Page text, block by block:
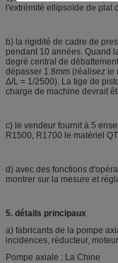
l'extrémité ellipsoïde de plat
b) la rigidité de cadre de
pendant 10 années. Quand
degré central de
dépasser 1.8mm (réalisez
Δ/L = 1/2500). La tige de
charge de machine devrait
c) le vendeur fournit à 5
R1500, R1700 le matériel
d) avec des fonctions
montrer sur la mesure et
5. détails principaux
a) fabricants de la pompe
incidences, réducteur,
Pompe axiale : La Chine